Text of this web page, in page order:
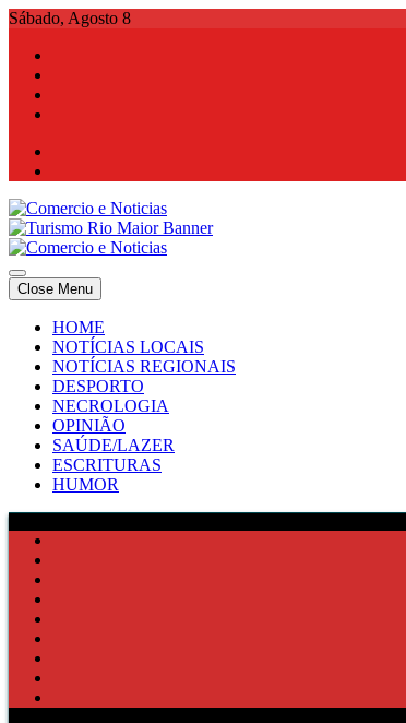
Skip
content
Sábado, Agosto 8
Comercio e Noticias
Notícias e Publicidade Online
Comercio e Noticias
Notícias e Publicidade Online
Close Menu
HOME
NOTÍCIAS LOCAIS
NOTÍCIAS REGIONAIS
DESPORTO
NECROLOGIA
OPINIÃO
SAÚDE/LAZER
ESCRITURAS
HUMOR